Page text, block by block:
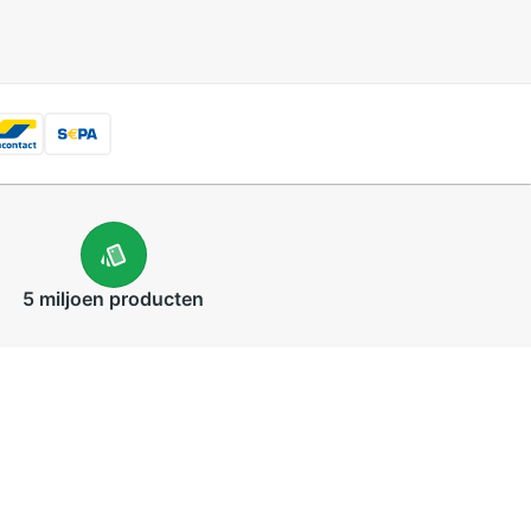
5 miljoen producten